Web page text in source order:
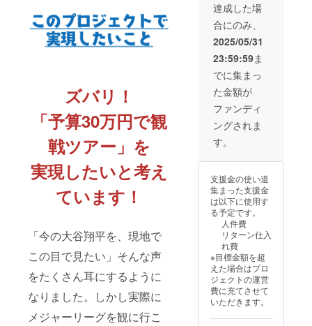
ズバリ！
「予算30万円で観
戦ツアー」を
実現したいと考え
ています！
「今の大谷翔平を、現地で
この目で見たい」そんな声
をたくさん耳にするように
なりました。しかし実際に
メジャーリーグを観に行こ
ングし、より精
度の高いツアー
にしていきます
達成した場
合にのみ、
2025/05/31
23:59:59ま
でに集まっ
た金額が
ファンディ
ングされま
す。
支援金の使い道
集まった支援金
は以下に使用す
る予定です。
人件費
リターン仕入
れ費
※目標金額を超
えた場合はプロ
ジェクトの運営
費に充てさせて
いただきます。